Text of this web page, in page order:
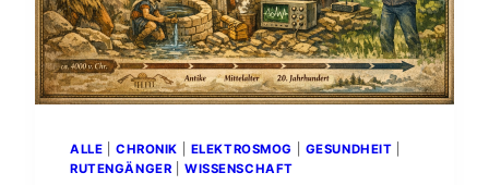
ALLE CHRONIK ELEKTROSMOG GESUNDHEIT
RUTENGÄNGER
WISSENSCHAFT